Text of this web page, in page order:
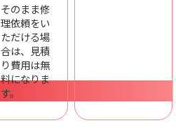
そのまま修
理依頼をい
ただける場
合は、見積
り費用は無
料になりま
す。